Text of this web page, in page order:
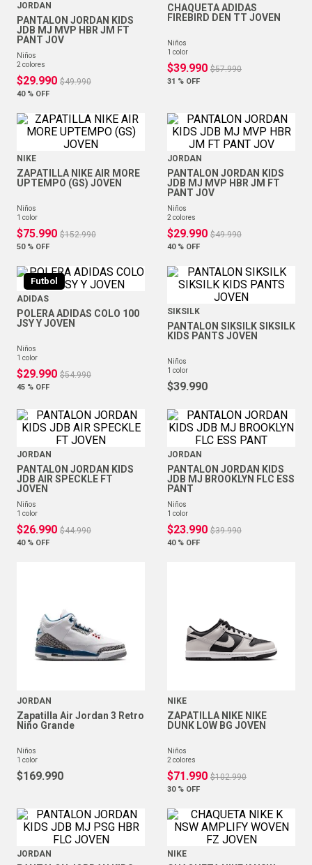
JORDAN
PANTALON JORDAN KIDS
JDB MJ MVP HBR JM FT
PANT JOV
niños
2 colores
$29.990 $49.990
40 % OFF
CHAQUETA ADIDAS
FIREBIRD DEN TT JOVEN
niños
1 color
$39.990 $57.990
31 % OFF
NIKE
ZAPATILLA NIKE AIR MORE
UPTEMPO (GS) JOVEN
niños
1 color
$75.990 $152.990
50 % OFF
JORDAN
PANTALON JORDAN KIDS
JDB MJ MVP HBR JM FT
PANT JOV
niños
2 colores
$29.990 $49.990
40 % OFF
Futbol
ADIDAS
POLERA ADIDAS COLO 100
JSY Y JOVEN
niños
1 color
$29.990 $54.990
45 % OFF
SIKSILK
PANTALON SIKSILK SIKSILK
KIDS PANTS JOVEN
niños
1 color
$39.990
JORDAN
PANTALON JORDAN KIDS
JDB AIR SPECKLE FT
JOVEN
niños
1 color
$26.990 $44.990
40 % OFF
JORDAN
PANTALON JORDAN KIDS
JDB MJ BROOKLYN FLC ESS
PANT
niños
1 color
$23.990 $39.990
40 % OFF
JORDAN
Zapatilla Air Jordan 3 Retro
Niño Grande
niños
1 color
$169.990
NIKE
ZAPATILLA NIKE NIKE
DUNK LOW BG JOVEN
niños
2 colores
$71 .990 $102.990
30 % OFF
JORDAN NIKE